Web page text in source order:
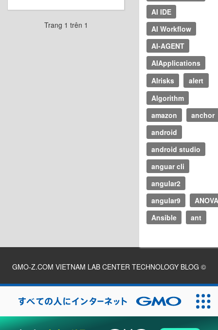
Trang 1 trên 1
AI IDE
AI Workflow
AI-AGENT
AIApplications
AIrisks
alert
Algorithm
amazon
anchor
android
android studio
anguar cli
angular2
angular9
ANOVA
Ansible
ant
GMO-Z.COM VIETNAM LAB CENTER TECHNOLOGY BLOG ©
2026